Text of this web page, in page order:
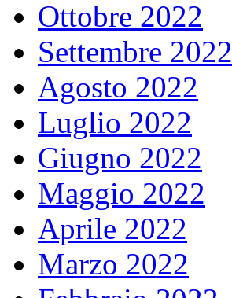
Ottobre 2022
Settembre 2022
Agosto 2022
Luglio 2022
Giugno 2022
Maggio 2022
Aprile 2022
Marzo 2022